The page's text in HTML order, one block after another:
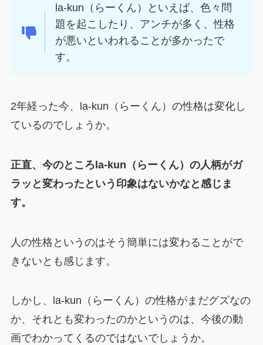
la-kun（らーくん）といえば、色々問
題を起こしたり、アンチが多く、性格
が悪いといわれることが多かったで
す。
2年経った今、la-kun（らーくん）の性格は変化し
ているのでしょうか。
正直、今のところla-kun（らーくん）の人柄がガ
ラッと変わったという印象はないかなと感じま
す。
人の性格というのはそう簡単には変わることがで
きないとも感じます。
しかし、la-kun（らーくん）の性格がまだグズなの
か、それとも変わったのかというのは、今後の動
画でわかってくるのではないでしょうか。